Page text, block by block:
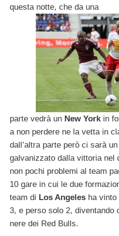
questa notte, che da una
parte vedrà un New Yorkin
a non perdere ne la vetta in
dall’altra parte però ci sarà
galvanizzato dalla vittoria nel
non pochi problemi al team
10 gare in cui le due
team di Los Angeles ha vinto
3, e perso solo 2, diventando
nere dei Red Bulls.